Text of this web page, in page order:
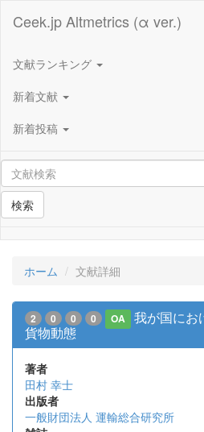
Ceek.jp Altmetrics (α ver.)
文献ランキング
新着文献
新着投稿
検索
ホーム 文献詳細
2 0 0 0 OA
我が国にお
貨物動態
著者
田村 幸士
出版者
一般財団法人 運輸総合研究所